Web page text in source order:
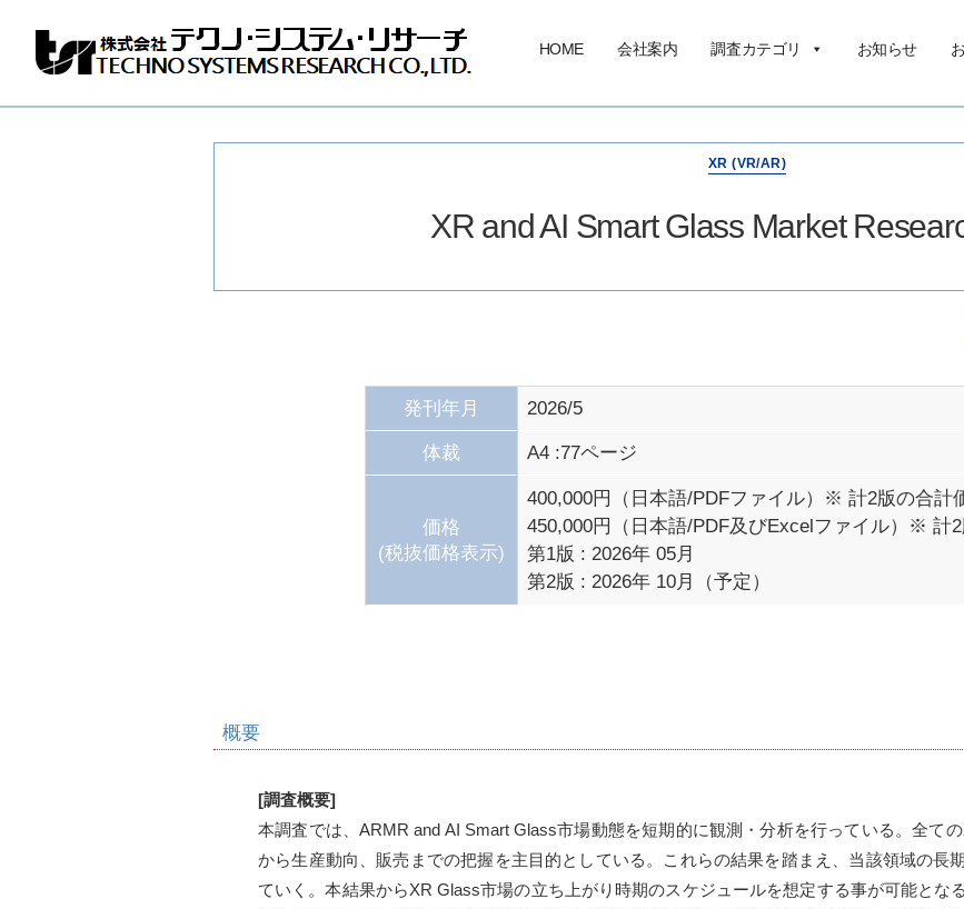
式
HOME 会社案内 調査カテゴリ お知らせ
XR (VR/AR)
XR and AI Smart Glass Market
発刊年月 2026/5
体裁 A4 :77ページ
価格
(税抜価格表示)
400,000円（日本語/PDFファイル）※ 計2版の合計
450,000円（日本語/PDF及びExcelファイル）※ 計
第1版 : 2026年 05月
概要
[調査概要]
本調査では、ARMR and AI Smart Glass市場動態を短期的に観測・分析を行っている。全て
から生産動向、販売までの把握を主目的としている。これらの結果を踏まえ、当該領域の長
ていく。本結果からXR Glass市場の立ち上がり時期のスケジュールを想定する事が可能とな